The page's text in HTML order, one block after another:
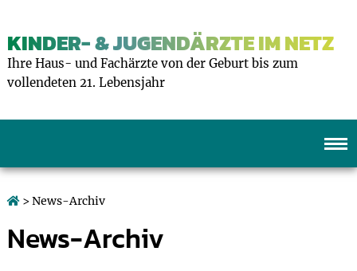
KINDER- & JUGENDÄRZTE IM NETZ
Ihre Haus- und Fachärzte von der Geburt bis zum
vollendeten 21. Lebensjahr
> News-Archiv
News-Archiv